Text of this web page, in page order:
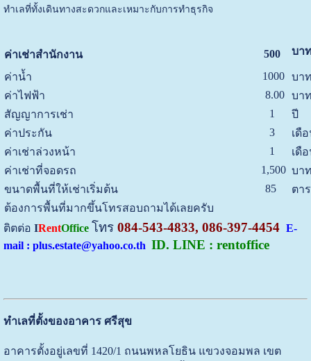
ทำเลที่ทั้งเดินทางสะดวกและเหมาะกับการทำธุรกิจ
ค่าเช่าสำนักงาน 500 บา
ค่าน้ำ 1000
บา
ค่าไฟฟ้า
8.00 บา
สัญญาการเช่า
1
ปี
ค่าประกัน
3
เดื
ค่าเช่าล่วงหน้า
1
เดื
ค่าเช่าที่จอดรถ
1,500 บา
ขนาดพื้นที่ให้เช่าเริ่มต้น
85
ตา
ต้องการพื้นที่มากขึ้นโทรสอบถามได้เลยครับ
ติตต่อ IRentOffice โทร084-543-4833, 086-397-4454 E-
mail : plus.estate@yahoo.co.th ID. LINE : rentoffice
ทำเลที่ตั้งของอาคาร ศรีสุข
อาคารตั้งอยู่เลขที่ 1420/1 ถนนพหลโยธิน แขวงจอมพล เขต